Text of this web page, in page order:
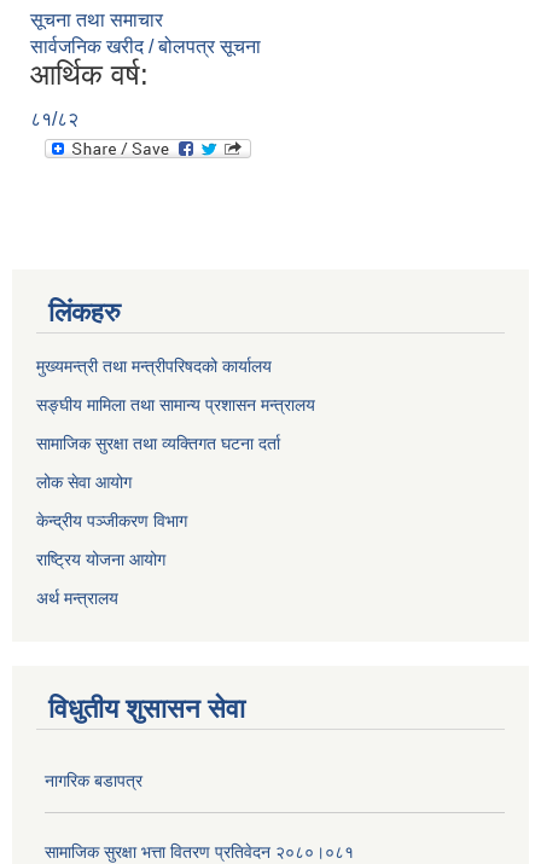
सूचना तथा समाचार
सार्वजनिक खरीद / बोलपत्र सूचना
आर्थिक वर्ष:
८१/८२
लिंकहरु
मुख्यमन्त्री तथा मन्त्रीपरिषदको कार्यालय
सङ्घीय मामिला तथा सामान्य प्रशासन मन्त्रालय
सामाजिक सुरक्षा तथा व्यक्तिगत घटना दर्ता
लोक सेवा आयोग
केन्द्रीय पञ्जीकरण विभाग
राष्ट्रिय योजना आयोग
अर्थ मन्त्रालय
विधुतीय शुसासन सेवा
नागरिक बडापत्र
सामाजिक सुरक्षा भत्ता वितरण प्रतिवेदन २०८०।०८१